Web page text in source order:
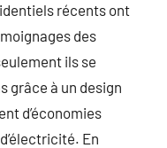
récents ont
des
ils se
grâce à un design
d’économies
En